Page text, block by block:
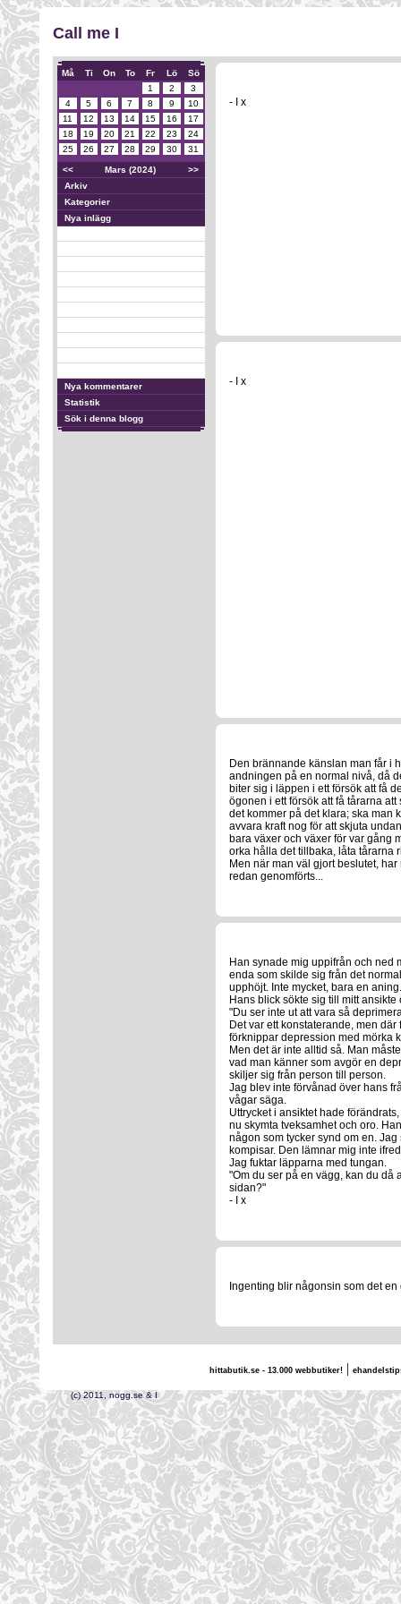
Call me I
Må Ti On To Fr Lö
Sö
1
2
3
4
5 6 7 8 9
10
11
12 13 14 15 16
17
18
19 20 21 22 23
24
25
26 27 28 29 30 31
<< Mars (2024)
>>
Arkiv
Kategorier
Nya inlägg
Nya kommentarer
Statistik
Sök i denna blogg
- I x
- I x
Den brännande känslan man får i
andningen på en normal nivå, då
biter sig i läppen i ett försök att få
ögonen i ett försök att få tårarna
det kommer på det klara; ska man
avvara kraft nog för att skjuta
bara växer och växer för var gång
orka hålla det tillbaka, låta tårarna
Men när man väl gjort beslutet,
redan genomförts...
Han synade mig uppifrån och ned
enda som skilde sig från det
upphöjt. Inte mycket, bara en aning.
Hans blick sökte sig till mitt ansikte
"Du ser inte ut att vara så
Det var ett konstaterande, men
förknippar depression med mörka
Men det är inte alltid så. Man
vad man känner som avgör en
skiljer sig från person till person.
Jag blev inte förvånad över hans
vågar säga.
Uttrycket i ansiktet hade
nu skymta tveksamhet och oro.
någon som tycker synd om en.
kompisar. Den lämnar mig inte
Jag fuktar läpparna med tungan.
"Om du ser på en vägg, kan du då
sidan?"
- I x
Ingenting blir någonsin som det
hittabutik.se - 13.000 webbutiker!|
(c) 2011, nogg.se & I